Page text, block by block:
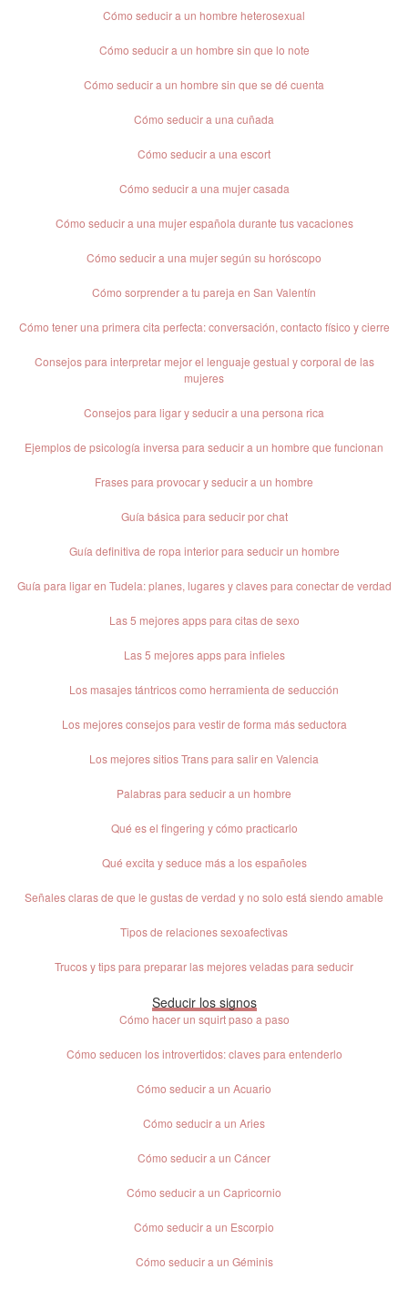
Cómo seducir a un hombre heterosexual
Cómo seducir a un hombre sin que lo note​
Cómo seducir a un hombre sin que se dé cuenta
Cómo seducir a una cuñada
Cómo seducir a una escort
Cómo seducir a una mujer casada
Cómo seducir a una mujer española durante tus vacaciones
Cómo seducir a una mujer según su horóscopo
Cómo sorprender a tu pareja en San Valentín
Cómo tener una primera cita perfecta: conversación, contacto físico y cierre
Consejos para interpretar mejor el lenguaje gestual y corporal de las
mujeres
Consejos para ligar y seducir a una persona rica
Ejemplos de psicología inversa para seducir a un hombre que funcionan
Frases para provocar y seducir​ a un hombre
Guía básica para seducir por chat
Guía definitiva de ropa interior para seducir un hombre​
Guía para ligar en Tudela: planes, lugares y claves para conectar de verdad
Las 5 mejores apps para citas de sexo
Las 5 mejores apps para infieles
Los masajes tántricos como herramienta de seducción
Los mejores consejos para vestir de forma más seductora
Los mejores sitios Trans para salir en Valencia
Palabras para seducir a un hombre
Qué es el fingering y cómo practicarlo
Qué excita y seduce más a los españoles
Señales claras de que le gustas de verdad y no solo está siendo amable
Tipos de relaciones sexoafectivas
Trucos y tips para preparar las mejores veladas para seducir
Seducir los signos
Cómo hacer un squirt paso a paso
Cómo seducen los introvertidos: claves para entenderlo
Cómo seducir a un Acuario
Cómo seducir a un Aries
Cómo seducir a un Cáncer
Cómo seducir a un Capricornio
Cómo seducir a un Escorpio
Cómo seducir a un Géminis